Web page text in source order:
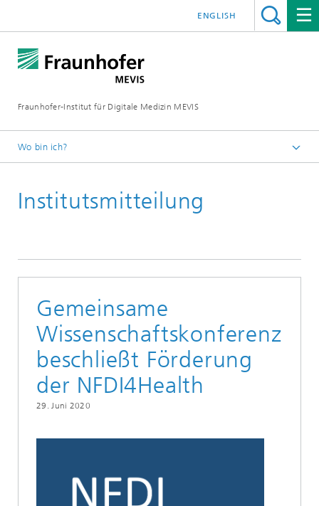
Fraunhofer-Institut für Digitale Medizin MEVIS
ENGLISH
Wo bin ich?
News & Media
Institutsmitteilung
Gemeinsame
Wissenschaftskonferenz
beschließt Förderung
der NFDI4Health
29. Juni 2020